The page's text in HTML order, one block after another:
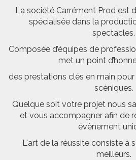
La société Carrément Prod est
spécialisée dans la
spectacles.
Composée d’équipes de
met un point
des prestations clés en main
scéniques.
Quelque soit votre projet nous
et vous accompagner afin de
évènement
L'art de la réussite consiste à
meilleurs.